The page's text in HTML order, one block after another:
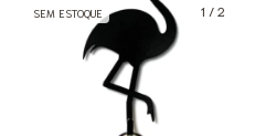
1 / 2
SEM ESTOQUE